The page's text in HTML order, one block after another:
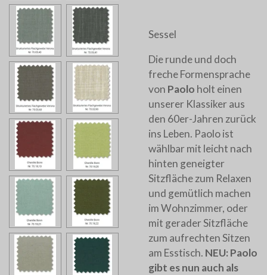
Sessel
Die runde und doch
freche Formensprache
von Paolo holt einen
unserer Klassiker aus
den 60er-Jahren zurück
ins Leben. Paolo ist
wählbar mit leicht nach
hinten geneigter
Sitzfläche zum Relaxen
und gemütlich machen
im Wohnzimmer, oder
mit gerader Sitzfläche
zum aufrechten Sitzen
am Esstisch. NEU: Paolo
gibt es nun auch als